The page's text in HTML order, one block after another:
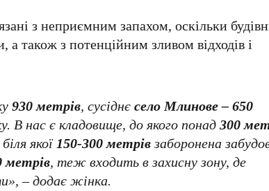
з неприємним запахом, оскільки
а також з потенційним зливом відходів і
930 метрів, сусіднєсело Млинове – 650
В нас є кладовище, до якого понад300
якої150-300 метрівзаборонена
метрів, теж входить в захисну зону, де
– додає жінка.